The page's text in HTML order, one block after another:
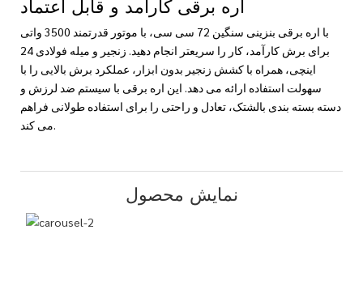
با اره برقی بنزینی سنگین 72 سی سی، با موتور قدرتمند 3500 واتی
برای برش کارآمد، کار را سریعتر انجام دهید. زنجیر و میله فولادی 24
اینچی، همراه با کشش زنجیر بدون ابزار، عملکرد برش بالایی را با
سهولت استفاده ارائه می دهد. این اره برقی با سیستم ضد لرزش و
دسته بسته بندی بالشتک، تعادل و راحتی را برای استفاده طولانی فراهم
می کند.
نمایش محصول